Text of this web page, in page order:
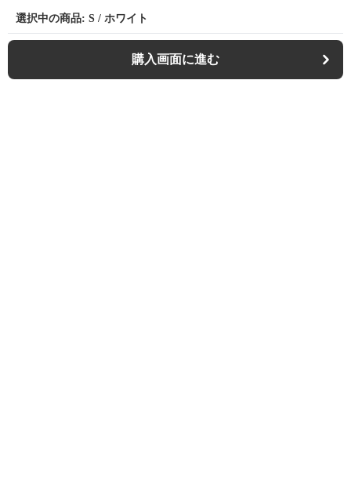
選択中の商品: S / ホワイト
購入画面に進む